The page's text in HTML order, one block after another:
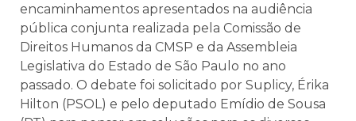
encaminhamentos apresentados na audiência
pública conjunta realizada pela Comissão de
Direitos Humanos da CMSP e da Assembleia
Legislativa do Estado de São Paulo no ano
passado. O debate foi solicitado por Suplicy, Érika
Hilton (PSOL) e pelo deputado Emídio de Sousa